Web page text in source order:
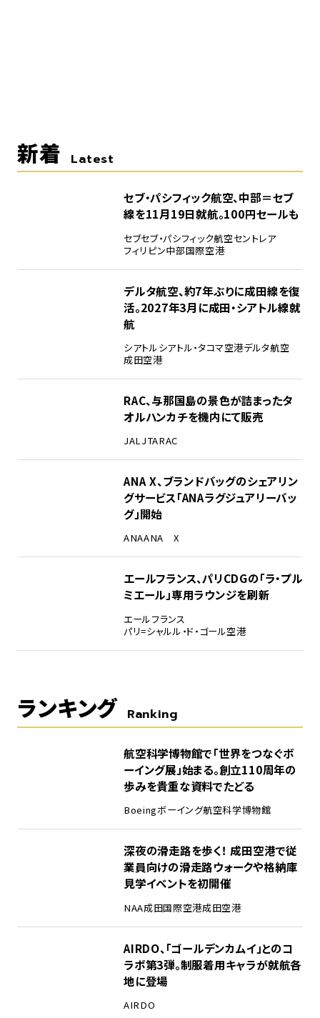
新着 Latest
セブ・パシフィック航空、中部＝セブ
線を11月19日就航。100円セールも
セブセブ・パシフィック航空セントレア
フィリピン中部国際空港
デルタ航空、約7年ぶりに成田線を復
活。2027年3月に成田・シアトル線就
航
シアトルシアトル・タコマ空港デルタ航空
成田空港
RAC、与那国島の景色が詰まったタ
オルハンカチを機内にて販売
JALJTARAC
ANA X、ブランドバッグのシェアリン
グサービス「ANAラグジュアリーバッ
グ」開始
ANAANA X
エールフランス、パリCDGの「ラ・プル
ミエール」専用ラウンジを刷新
エールフランス
パリ=シャルル・ド・ゴール空港
ランキング Ranking
航空科学博物館で「世界をつなぐボ
ーイング展」始まる。創立110周年の
歩みを貴重な資料でたどる
Boeingボーイング航空科学博物館
深夜の滑走路を歩く！ 成田空港で従
業員向けの滑走路ウォークや格納庫
見学イベントを初開催
NAA成田国際空港成田空港
AIRDO、「ゴールデンカムイ」とのコ
ラボ第3弾。制服着用キャラが就航各
地に登場
AIRDO